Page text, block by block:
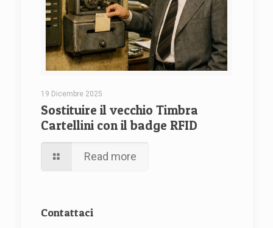
19 Dicembre 2025
Sostituire il vecchio Timbra
Cartellini con il badge RFID
Read more
Contattaci